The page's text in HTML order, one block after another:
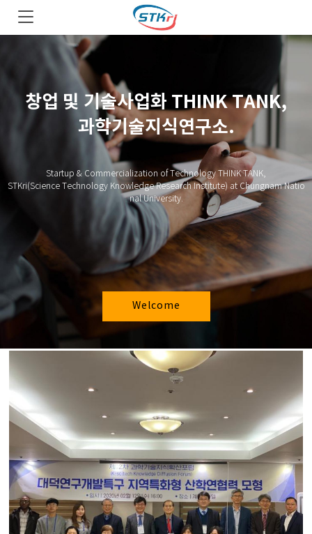
창업 및 기술사업화 THINK TANK,
과학기술지식연구소.
Startup & Commercialization of Technology THINK TANK,
STKri(Science Technology Knowledge Research Institute) at Chungnam Natio
nal University.
Welcome